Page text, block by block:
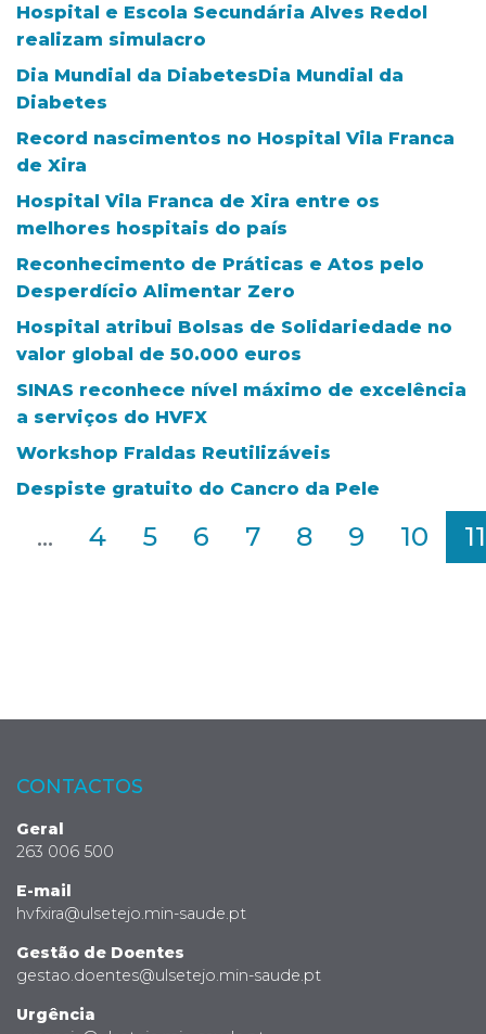
Hospital e Escola Secundária Alves Redol
realizam simulacro
Dia Mundial da DiabetesDia Mundial da
Diabetes
Record nascimentos no Hospital Vila Franca
de Xira
Hospital Vila Franca de Xira entre os
melhores hospitais do país
Reconhecimento de Práticas e Atos pelo
Desperdício Alimentar Zero
Hospital atribui Bolsas de Solidariedade no
valor global de 50.000 euros
SINAS reconhece nível máximo de excelência
a serviços do HVFX
Workshop Fraldas Reutilizáveis
Despiste gratuito do Cancro da Pele
... 4 5 6 7 8 9 10 11
CONTACTOS
Geral
263 006 500
E-mail
hvfxira@ulsetejo.min-saude.pt
Gestão de Doentes
gestao.doentes@ulsetejo.min-saude.pt
Urgência